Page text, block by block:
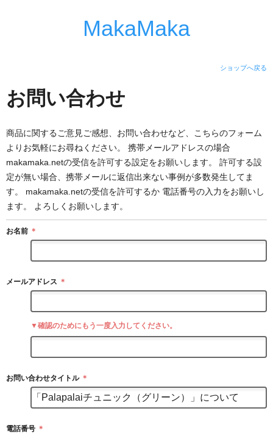
MakaMaka
ショップへ戻る
お問い合わせ
商品に関するご意見ご感想、お問い合わせなど、こちらのフォーム
よりお気軽にお尋ねください。 携帯メールアドレスの場合
makamaka.netの受信を許可する設定をお願いします。 許可する設
定が無い場合、携帯メールに返信出来ない事例が多数発生してま
す。 makamaka.netの受信を許可するか 電話番号の入力をお願いし
ます。 よろしくお願いします。
お名前 ＊
メールアドレス ＊
▼確認のためにもう一度入力してください。
お問い合わせタイトル ＊
電話番号 ＊